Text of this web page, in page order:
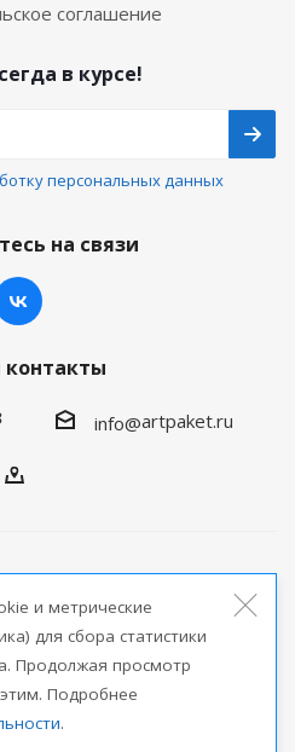
соглашение
в курсе!
персональных данных
на связи
info@artpaket.ru
для печати
и метрические
для сбора статистики
Продолжая просмотр
Подробнее
.